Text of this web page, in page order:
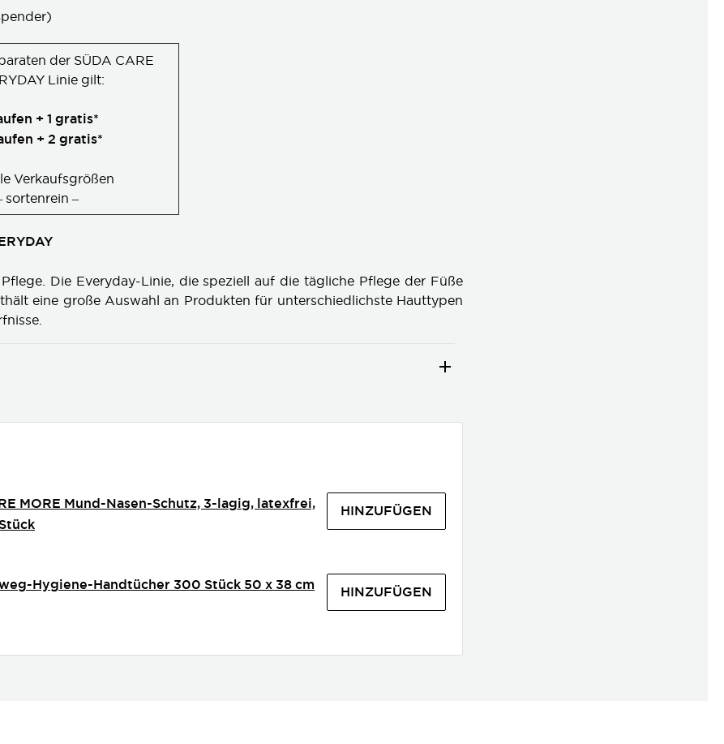
der SÜDA CARE
Linie gilt:
+ 1 gratis*
+ 2 gratis*
Verkaufsgrößen
sortenrein –
Die Everyday-Linie, die speziell auf die tägliche Pflege der Füße
eine große Auswahl an Produkten für unterschiedlichste Hauttypen
MORE Mund-Nasen-Schutz, 3-lagig, latexfrei,
HINZUFÜGEN
Hygiene-Handtücher 300 Stück 50 x 38 cm HINZUFÜGEN